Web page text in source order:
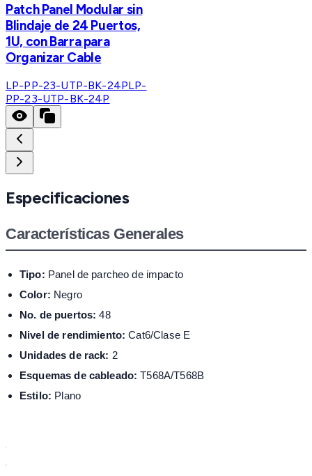
Patch Panel Modular sin
Blindaje de 24 Puertos,
1U, con Barra para
Organizar Cable
LP-PP-23-UTP-BK-24PLP-
PP-23-UTP-BK-24P
Especificaciones
Características Generales
Tipo: Panel de parcheo de impacto
Color: Negro
No. de puertos: 48
Nivel de rendimiento: Cat6/Clase E
Unidades de rack: 2
Esquemas de cableado: T568A/T568B
Estilo: Plano